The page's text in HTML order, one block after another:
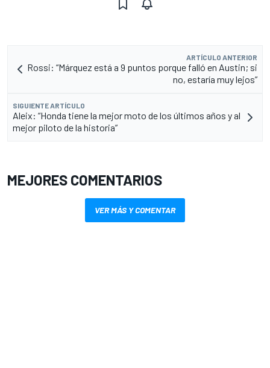
ARTÍCULO ANTERIOR
Rossi: “Márquez está a 9 puntos porque falló en Austin; si
no, estaría muy lejos”
SIGUIENTE ARTÍCULO
Aleix: “Honda tiene la mejor moto de los últimos años y al
mejor piloto de la historia”
MEJORES COMENTARIOS
VER MÁS Y COMENTAR